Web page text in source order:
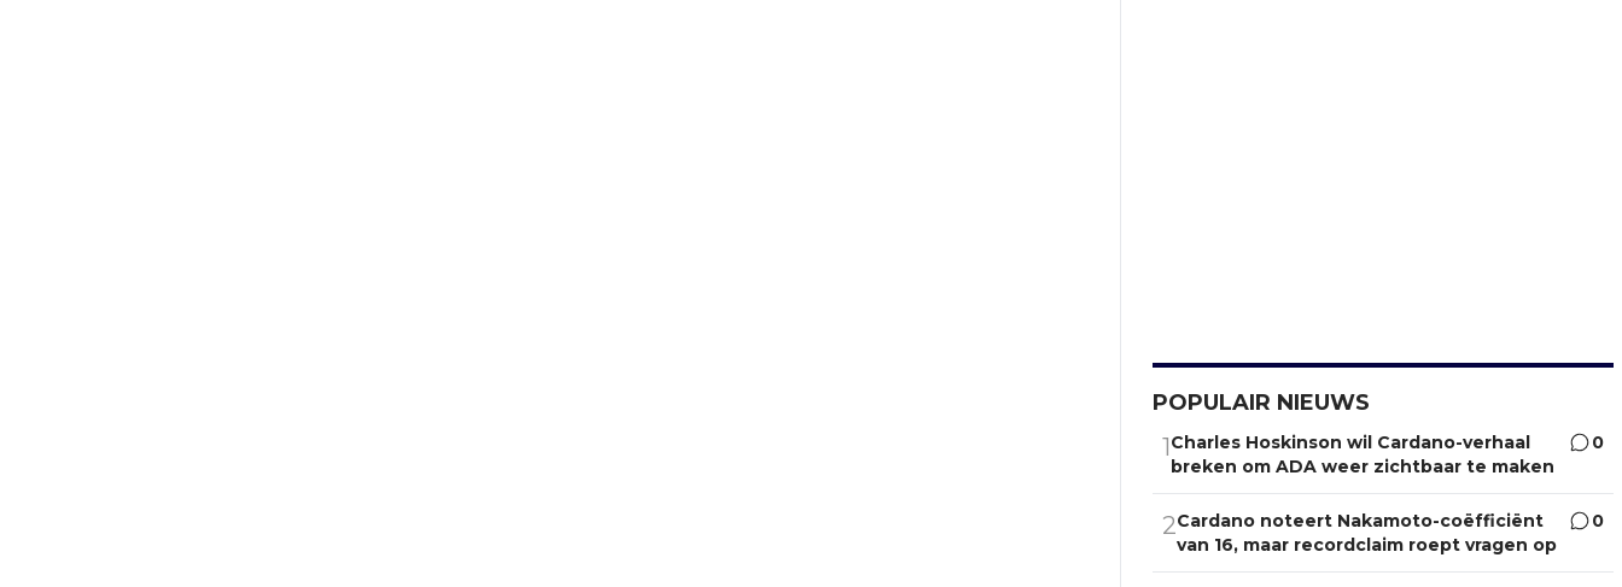
POPULAIR NIEUWS
1Charles Hoskinson wil Cardano-verhaal
breken om ADA weer zichtbaar te maken
0
2Cardano noteert Nakamoto-coëfficiënt
van 16, maar recordclaim roept vragen op
0